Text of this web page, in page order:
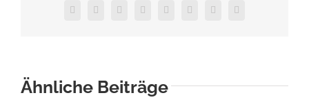
THEFacebookTwitterRedditLinkedInTumblrPinterest
Vk
E-
Ähnliche Beiträge